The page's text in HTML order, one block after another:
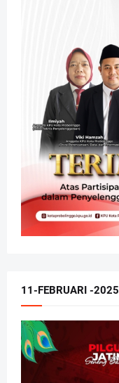
11-FEBRUARI -2025